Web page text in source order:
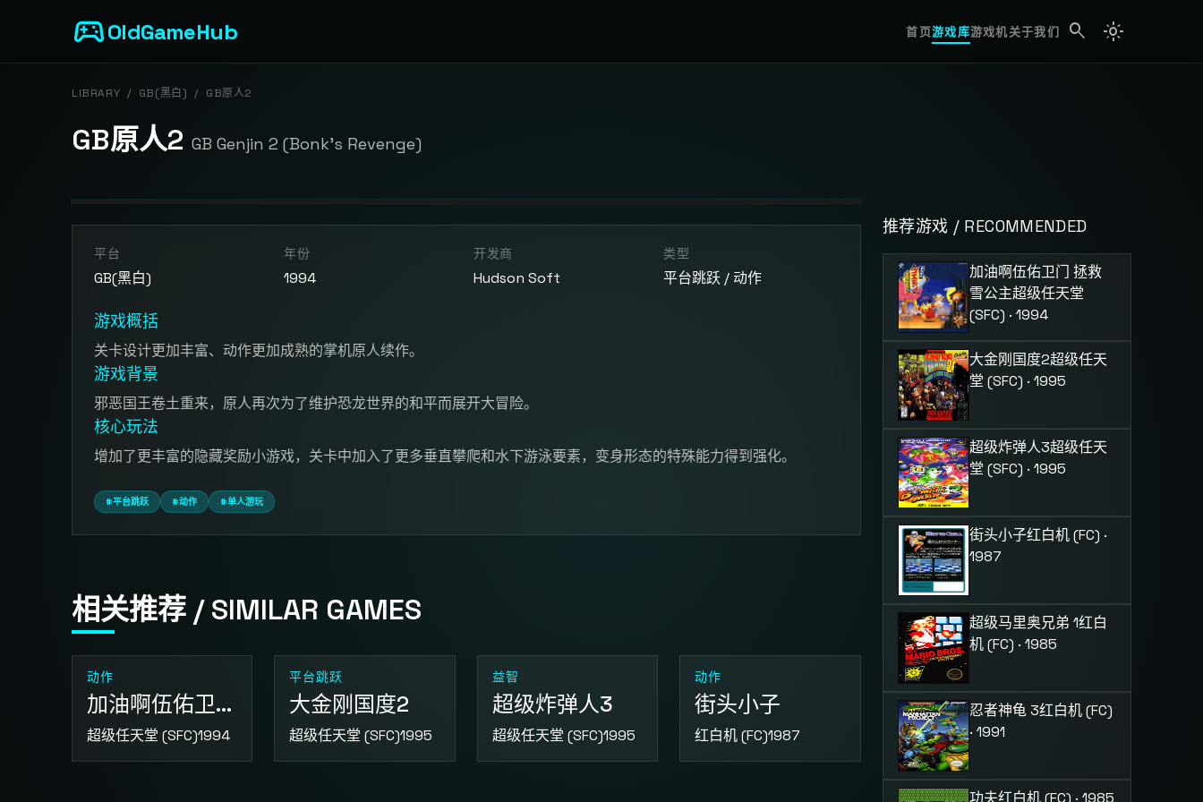
sports_esportsOldGameHub 首页游戏库游戏机关于我们 search light_mode
LIBRARY / GB(黑白) / GB原人2
GB原人2 GB Genjin 2 (Bonk's Revenge)
开始游戏
点击按钮加载游戏模拟器
平台
GB(黑白)
年份
1994
开发商
Hudson Soft
类型
平台跳跃 / 动作
游戏概括
关卡设计更加丰富、动作更加成熟的掌机原人续作。
游戏背景
邪恶国王卷土重来，原人再次为了维护恐龙世界的和平而展开大冒险。
核心玩法
增加了更丰富的隐藏奖励小游戏，关卡中加入了更多垂直攀爬和水下游泳要素，变身形态的特殊能力得到强化。
#平台跳跃 #动作 #单人游玩
相关推荐 / SIMILAR GAMES
动作
加油啊伍佑卫门 拯救雪公主
超级任天堂 (SFC)1994
平台跳跃
大金刚国度2
超级任天堂 (SFC)1995
益智
超级炸弹人3
超级任天堂 (SFC)1995
动作
街头小子
红白机 (FC)1987
推荐游戏 / RECOMMENDED
加油啊伍佑卫门 拯救
雪公主超级任天堂
(SFC) · 1994
大金刚国度2超级任天
堂 (SFC) · 1995
超级炸弹人3超级任天
堂 (SFC) · 1995
街头小子红白机 (FC) ·
1987
超级马里奥兄弟 1红白
机 (FC) · 1985
忍者神龟 3红白机 (FC)
· 1991
功夫红白机 (FC) · 1985